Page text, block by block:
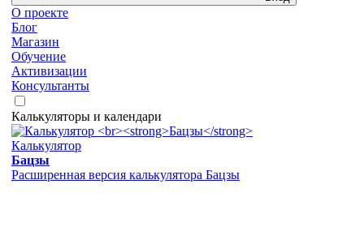
О проекте
Блог
Магазин
Обучение
Активизации
Консультанты
Калькуляторы и календари
Калькулятор
Бацзы
Расширенная версия калькулятора Бацзы